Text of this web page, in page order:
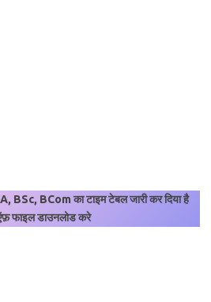
BSc, BCom का टाइम टेबल जारी कर दिया है
फाइल डाउनलोड करे